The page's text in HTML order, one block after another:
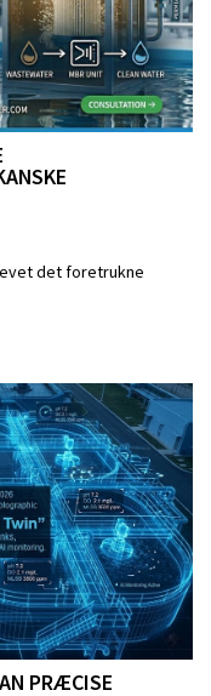
det foretrukne
PRÆCISE